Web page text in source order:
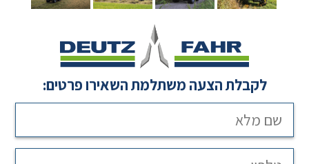
לקבלת הצעה משתלמת השאירו פרטים: